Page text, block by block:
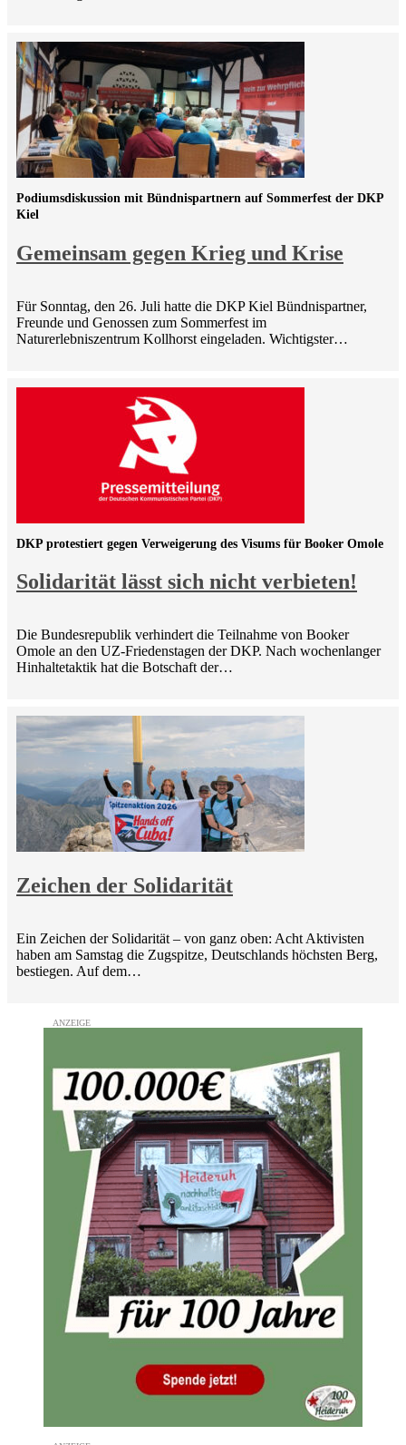
Gemeinsam gegen Krieg und Krise
Podiumsdiskussion mit Bündnispartnern auf Sommerfest der DKP
Kiel
Für Sonntag, den 26. Juli hatte die DKP Kiel Bündnispartner,
Freunde und Genossen zum Sommerfest im
Naturerlebniszentrum Kollhorst eingeladen. Wichtigster…
Solidarität lässt sich nicht verbieten!
DKP protestiert gegen Verweigerung des Visums für Booker Omole
Die Bundesrepublik verhindert die Teilnahme von Booker
Omole an den UZ-Friedenstagen der DKP. Nach wochenlanger
Hinhaltetaktik hat die Botschaft der…
Zeichen der Solidarität
Ein Zeichen der Solidarität – von ganz oben: Acht Aktivisten
haben am Samstag die Zugspitze, Deutschlands höchsten Berg,
bestiegen. Auf dem…